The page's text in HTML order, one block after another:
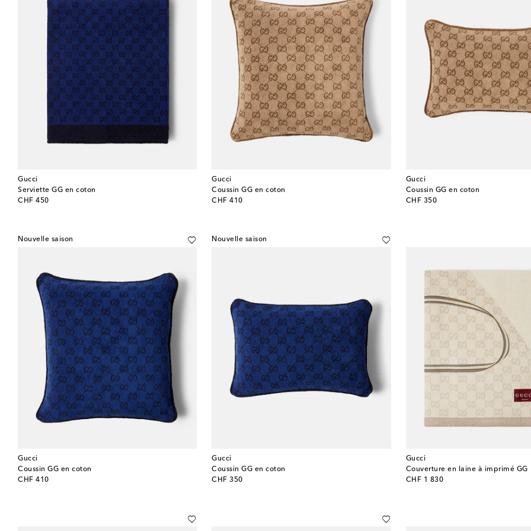
Gucci
Serviette GG en coton
CHF 450
original price
Gucci
Coussin GG en coton
CHF 410
original price
Gucci
Coussin GG en coton
CHF 350
original price
Nouvelle saison
Gucci
Coussin GG en coton
CHF 410
original price
Nouvelle saison
Gucci
Coussin GG en coton
CHF 350
original price
Gucci
Couverture en laine à imprimé GG
CHF 1 830
original price